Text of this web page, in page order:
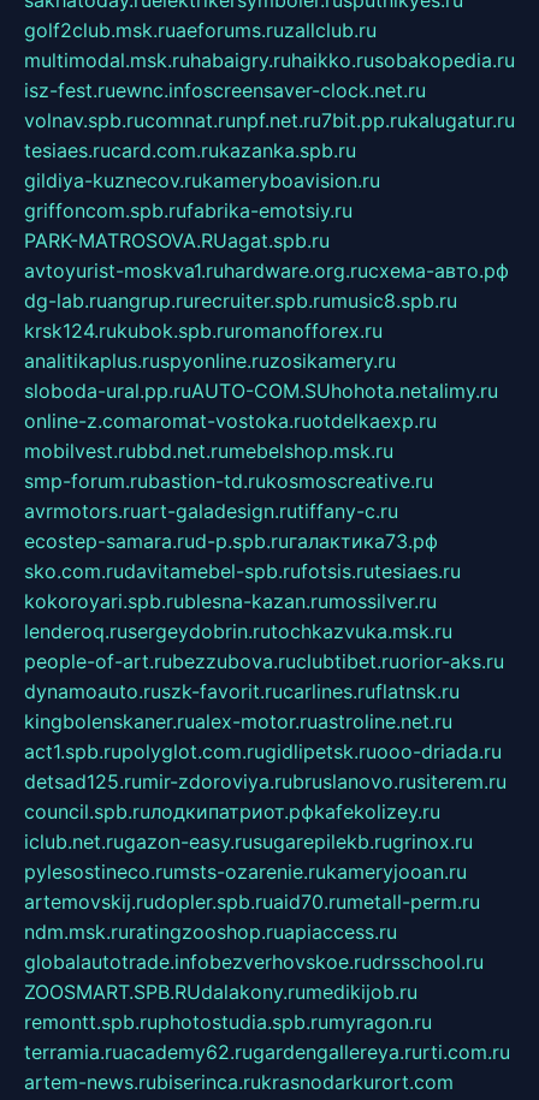
golf2club.msk.ruaeforums.ruzallclub.ru
multimodal.msk.ruhabaigry.ruhaikko.rusobakopedia.ru
isz-fest.ruewnc.infoscreensaver-clock.net.ru
volnav.spb.rucomnat.runpf.net.ru7bit.pp.rukalugatur.ru
tesiaes.rucard.com.rukazanka.spb.ru
gildiya-kuznecov.rukameryboavision.ru
griffoncom.spb.rufabrika-emotsiy.ru
PARK-MATROSOVA.RUagat.spb.ru
avtoyurist-moskva1.ruhardware.org.ruсхема-авто.рф
dg-lab.ruangrup.rurecruiter.spb.rumusic8.spb.ru
krsk124.rukubok.spb.ruromanofforex.ru
analitikaplus.ruspyonline.ruzosikamery.ru
sloboda-ural.pp.ruAUTO-COM.SUhohota.netalimy.ru
online-z.comaromat-vostoka.ruotdelkaexp.ru
mobilvest.rubbd.net.rumebelshop.msk.ru
smp-forum.rubastion-td.rukosmoscreative.ru
avrmotors.ruart-galadesign.rutiffany-c.ru
ecostep-samara.rud-p.spb.ruгалактика73.рф
sko.com.rudavitamebel-spb.rufotsis.rutesiaes.ru
kokoroyari.spb.rublesna-kazan.rumossilver.ru
lenderoq.rusergeydobrin.rutochkazvuka.msk.ru
people-of-art.rubezzubova.ruclubtibet.ruorior-aks.ru
dynamoauto.ruszk-favorit.rucarlines.ruflatnsk.ru
kingbolenskaner.rualex-motor.ruastroline.net.ru
act1.spb.rupolyglot.com.rugidlipetsk.ruooo-driada.ru
detsad125.rumir-zdoroviya.rubruslanovo.rusiterem.ru
council.spb.ruлодкипатриот.рфkafekolizey.ru
iclub.net.rugazon-easy.rusugarepilekb.rugrinox.ru
pylesostineco.rumsts-ozarenie.rukameryjooan.ru
artemovskij.rudopler.spb.ruaid70.rumetall-perm.ru
ndm.msk.ruratingzooshop.ruapiaccess.ru
globalautotrade.infobezverhovskoe.rudrsschool.ru
ZOOSMART.SPB.RUdalakony.rumedikijob.ru
remontt.spb.ruphotostudia.spb.rumyragon.ru
terramia.ruacademy62.rugardengallereya.rurti.com.ru
artem-news.rubiserinca.rukrasnodarkurort.com